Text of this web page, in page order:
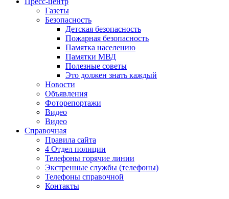
Газеты
Безопасность
Детская безопасность
Пожарная безопасность
Памятка населению
Памятки МВД
Полезные советы
Это должен знать каждый
Новости
Объявления
Фоторепортажи
Видео
Видео
Справочная
Правила сайта
4 Отдел полиции
Телефоны горячие линии
Экстренные службы (телефоны)
Телефоны справочной
Контакты